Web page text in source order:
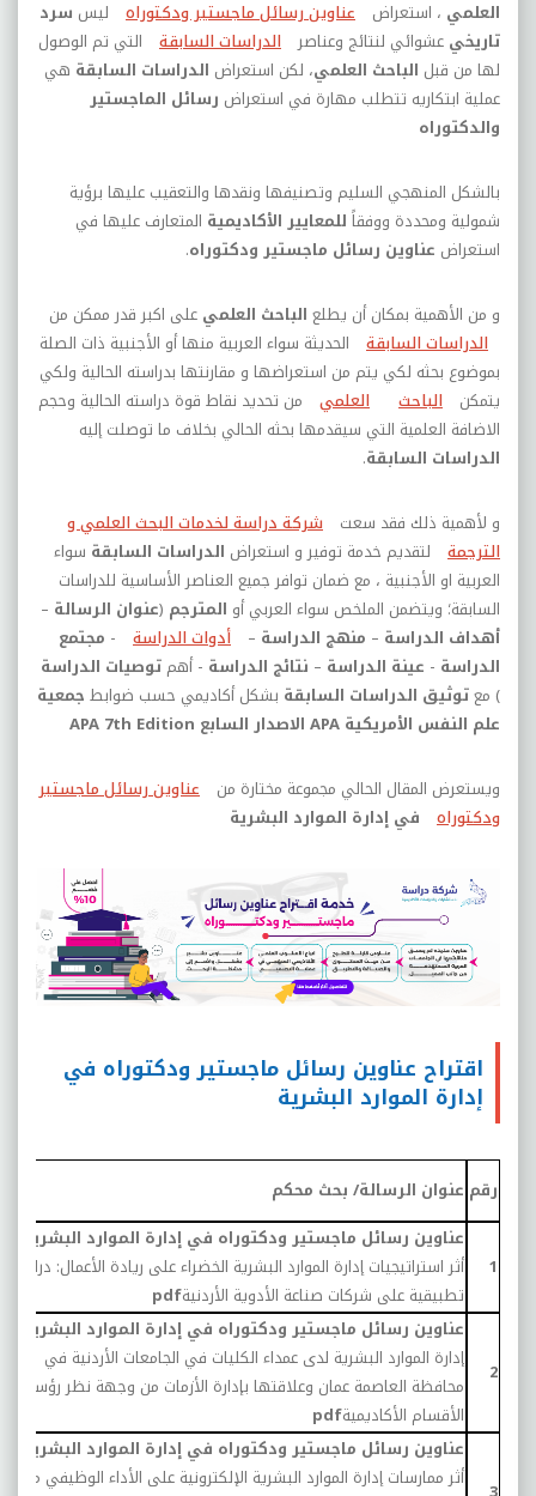
العلمي ، استعراض عناوين رسائل ماجستير ودكتوراه ليس سرد
تاريخي عشوائي لنتائج وعناصر الدراسات السابقة التي تم الوصول
لها من قبل الباحث العلمي، لكن استعراض الدراسات السابقة هي
عملية ابتكاريه تتطلب مهارة في استعراض رسائل الماجستير
والدكتوراه
بالشكل المنهجي السليم وتصنيفها ونقدها والتعقيب عليها برؤية
شمولية ومحددة ووفقاً للمعايير الأكاديمية المتعارف عليها في
استعراض عناوين رسائل ماجستير ودكتوراه.
و من الأهمية بمكان أن يطلع الباحث العلمي على اكبر قدر ممكن من
الدراسات السابقة الحديثة سواء العربية منها أو الأجنبية ذات الصلة
بموضوع بحثه لكي يتم من استعراضها و مقارنتها بدراسته الحالية ولكي
يتمكن الباحث العلمي من تحديد نقاط قوة دراسته الحالية وحجم
الاضافة العلمية التي سيقدمها بحثه الحالي بخلاف ما توصلت إليه
الدراسات السابقة.
و لأهمية ذلك فقد سعت شركة دراسة لخدمات البحث العلمي و
الترجمة لتقديم خدمة توفير و استعراض الدراسات السابقة سواء
العربية او الأجنبية ، مع ضمان توافر جميع العناصر الأساسية للدراسات
السابقة؛ ويتضمن الملخص سواء العربي أو المترجم (عنوان الرسالة –
أهداف الدراسة – منهج الدراسة – أدوات الدراسة - مجتمع
الدراسة - عينة الدراسة – نتائج الدراسة - أهم توصيات الدراسة
) معتوثيق الدراسات السابقة بشكل أكاديمي حسب ضوابط جمعية
علم النفس الأمريكية APA الاصدار السابع APA 7th Edition
ويستعرض المقال الحالي مجموعة مختارة من عناوين رسائل ماجستير
ودكتوراه في إدارة الموارد البشرية
اقتراح عناوين رسائل ماجستير ودكتوراه في
إدارة الموارد البشرية
رقم عنوان الرسالة/ بحث محكم
1
عناوين رسائل ماجستير ودكتوراه في إدارة الموارد البشرية:
أثر استراتيجيات إدارة الموارد البشرية الخضراء على ريادة الأعمال: دراسة
تطبيقية على شركات صناعة الأدوية الأردنيةpdf
2
عناوين رسائل ماجستير ودكتوراه في إدارة الموارد البشرية:
إدارة الموارد البشرية لدى عمداء الكليات في الجامعات الأردنية في
محافظة العاصمة عمان وعلاقتها بإدارة الأزمات من وجهة نظر رؤساء
الأقسام الأكاديميةpdf
عناوين رسائل ماجستير ودكتوراه في إدارة الموارد البشرية:
أثر ممارسات إدارة الموارد البشرية الإلكترونية على الأداء الوظيفي من